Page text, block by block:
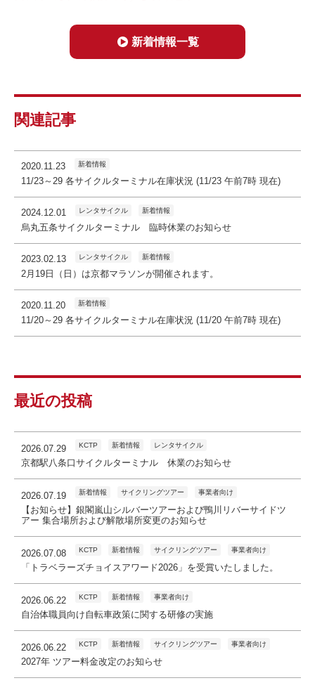
新着情報一覧
関連記事
2020.11.23 新着情報
11/23～29 各サイクルターミナル在庫状況 (11/23 午前7時 現在)
2024.12.01 レンタサイクル 新着情報
烏丸五条サイクルターミナル 臨時休業のお知らせ
2023.02.13 レンタサイクル 新着情報
2月19日（日）は京都マラソンが開催されます。
2020.11.20 新着情報
11/20～29 各サイクルターミナル在庫状況 (11/20 午前7時 現在)
最近の投稿
2026.07.29 KCTP 新着情報 レンタサイクル
京都駅八条口サイクルターミナル 休業のお知らせ
2026.07.19 新着情報 サイクリングツアー 事業者向け
【お知らせ】銀閣嵐山シルバーツアーおよび鴨川リバーサイドツ
アー 集合場所および解散場所変更のお知らせ
2026.07.08 KCTP 新着情報 サイクリングツアー 事業者向け
「トラベラーズチョイスアワード2026」を受賞いたしました。
2026.06.22 KCTP 新着情報 事業者向け
自治体職員向け自転車政策に関する研修の実施
2026.06.22 KCTP 新着情報 サイクリングツアー 事業者向け
2027年 ツアー料金改定のお知らせ